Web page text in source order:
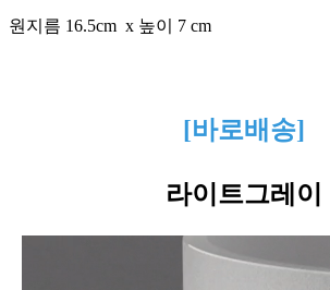
원지름 16.5cm x 높이 7 cm
[바로배송]
라이트그레이